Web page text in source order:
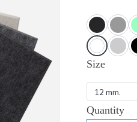
Size
12 mm.
Quantity